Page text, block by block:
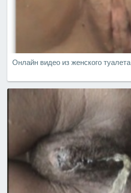
Онлайн видео из женского туалета